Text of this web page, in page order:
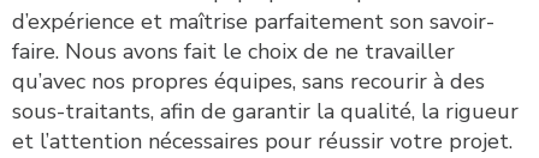
d’expérience et maîtrise parfaitement son savoir-
faire. Nous avons fait le choix de ne travailler
qu’avec nos propres équipes, sans recourir à des
sous-traitants, afin de garantir la qualité, la rigueur
et l’attention nécessaires pour réussir votre projet.